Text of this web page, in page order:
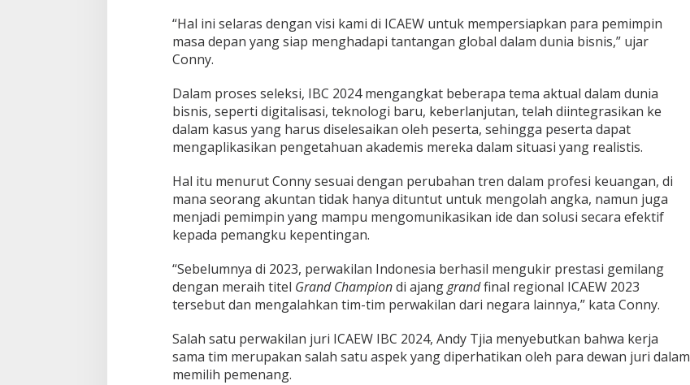
“Hal ini selaras dengan visi kami di ICAEW untuk mempersiapkan para pemimpin
masa depan yang siap menghadapi tantangan global dalam dunia bisnis,” ujar
Conny.
Dalam proses seleksi, IBC 2024 mengangkat beberapa tema aktual dalam dunia
bisnis, seperti digitalisasi, teknologi baru, keberlanjutan, telah diintegrasikan ke
dalam kasus yang harus diselesaikan oleh peserta, sehingga peserta dapat
mengaplikasikan pengetahuan akademis mereka dalam situasi yang realistis.
Hal itu menurut Conny sesuai dengan perubahan tren dalam profesi keuangan, di
mana seorang akuntan tidak hanya dituntut untuk mengolah angka, namun juga
menjadi pemimpin yang mampu mengomunikasikan ide dan solusi secara efektif
kepada pemangku kepentingan.
“Sebelumnya di 2023, perwakilan Indonesia berhasil mengukir prestasi gemilang
dengan meraih titel Grand Championdi ajanggrandfinal regional ICAEW 2023
tersebut dan mengalahkan tim-tim perwakilan dari negara lainnya,” kata Conny.
Salah satu perwakilan juri ICAEW IBC 2024, Andy Tjia menyebutkan bahwa kerja
sama tim merupakan salah satu aspek yang diperhatikan oleh para dewan juri dalam
memilih pemenang.